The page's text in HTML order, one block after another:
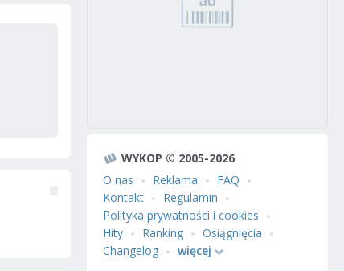
WYKOP © 2005-2026
O nas
Reklama
FAQ
Kontakt
Regulamin
Polityka prywatności i cookies
Hity
Ranking
Osiągnięcia
Changelog
więcej